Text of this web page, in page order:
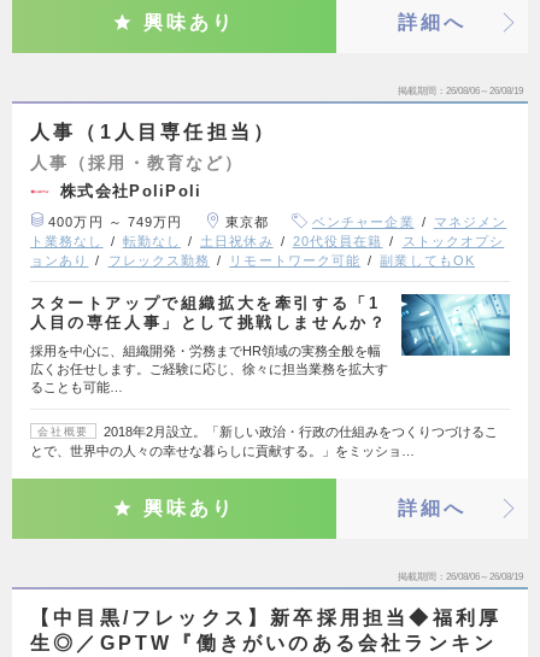
興味あり 詳細へ
掲載期間 26/08/06～26/08/19
人事（1人目専任担当）
人事（採用・教育など）
株式会社PoliPoli
400万円 ～ 749万円 東京都 ベンチャー企業
マネジメン
ト業務なし
転勤なし 土日祝休み 20代役員在籍
ストックオプシ
ョンあり
フレックス勤務 リモートワーク可能 副業してもOK
スタートアップで組織拡大を牽引する「1
人目の専任人事」として挑戦しませんか？
採用を中心に、組織開発・労務までHR領域の実務全般を幅
広くお任せします。ご経験に応じ、徐々に担当業務を拡大す
ることも可能…
会社概要
2018年2月設立。「新しい政治・行政の仕組みをつくりつづけるこ
とで、世界中の人々の幸せな暮らしに貢献する。」をミッショ…
興味あり 詳細へ
掲載期間 26/08/06～26/08/19
【中目黒/フレックス】新卒採用担当◆福利厚
生◎／GPTW『働きがいのある会社ランキン